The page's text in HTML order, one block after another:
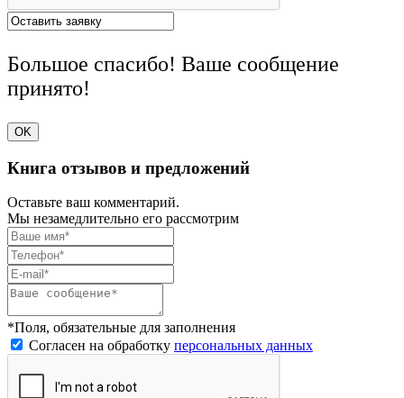
Большое спасибо! Ваше сообщение
принято!
OK
Книга отзывов и предложений
Оставьте ваш комментарий.
Мы незамедлительно его рассмотрим
*Поля, обязательные для заполнения
Согласен на обработку персональных данных